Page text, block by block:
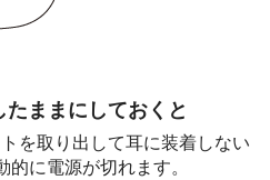
ままにしておくと
を取り出して耳に装着しない
に電源が切れます。